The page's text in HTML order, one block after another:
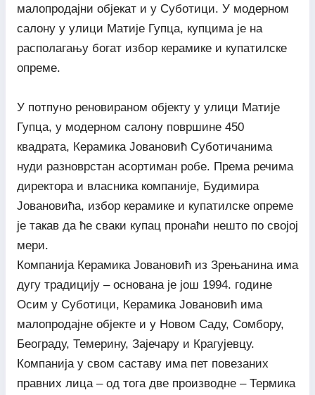
малопродајни објекат и у Суботици. У модерном
салону у улици Матије Гупца, купцима је на
располагању богат избор керамике и купатилске
опреме.
У потпуно реновираном објекту у улици Матије
Гупца, у модерном салону површине 450
квадрата, Керамика Јовановић Суботичанима
нуди разноврстан асортиман робе. Према речима
директора и власника компаније, Будимира
Јовановића, избор керамике и купатилске опреме
је такав да ће сваки купац пронаћи нешто по својој
мери.
Компанија Керамика Јовановић из Зрењанина има
дугу традицију – основана је још 1994. године
Осим у Суботици, Керамика Јовановић има
малопродајне објекте и у Новом Саду, Сомбору,
Београду, Темерину, Зајечару и Крагујевцу.
Компанија у свом саставу има пет повезаних
правних лица – од тога две производне – Термика